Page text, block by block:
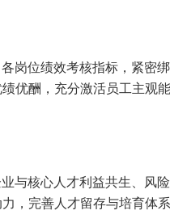
岗位绩效考核指标，紧密
优酬，充分激活员工主观能
与核心人才利益共生、风
，完善人才留存与培育体系